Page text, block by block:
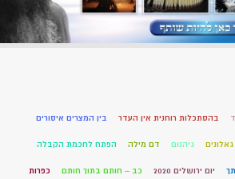
בהסתכלות רוחנית אין העדר בין המצרים איסורים
גאלונים גיהנום דם מילה הפתח לחכמת הקבלה
יום ירושלים 2020 כב – חותם בתוך חותם כפרות